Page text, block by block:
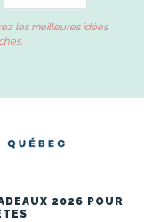
les meilleures idées
2026 POUR